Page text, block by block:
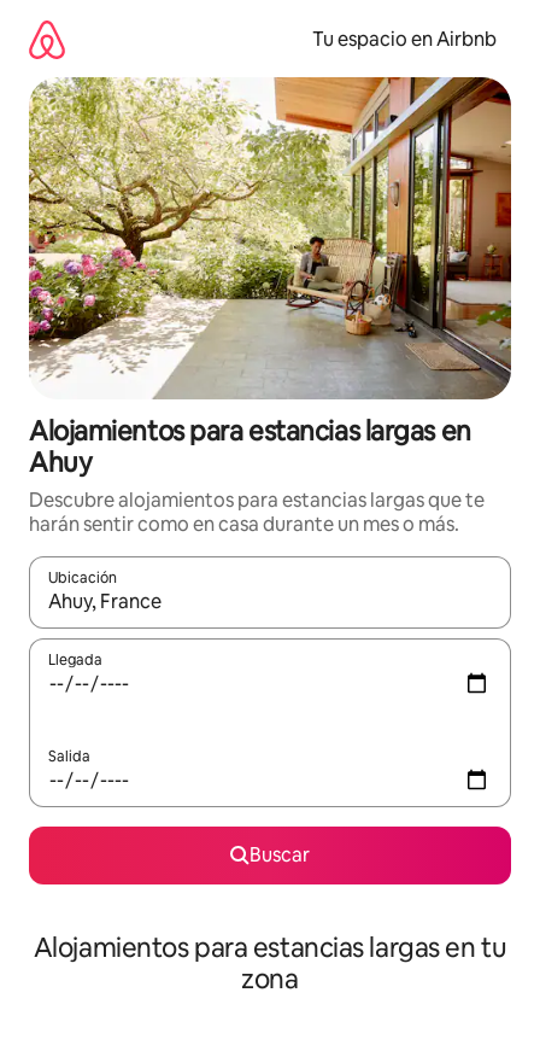
contenido
Tu espacio en Airbnb
Alojamientos para estancias largas en
Ahuy
Descubre alojamientos para estancias largas que te
harán sentir como en casa durante un mes o más.
Ubicación
Cuando los resultados estén disponibles, podrás navegar
Llegada
Salida
Buscar
Alojamientos para estancias largas en tu
zona